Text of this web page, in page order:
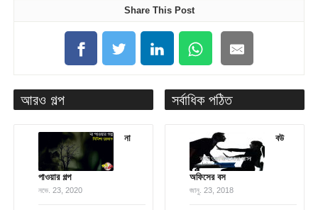
Share This Post
আরও গল্প
না
পাওয়ার গল্প
নভে. 23, 2020
সর্বাধিক পঠিত
বউ
অফিসের বস
জানু. 23, 2018